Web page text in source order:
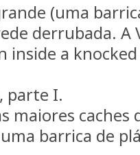
(uma
derrubada. A
inside a
parte I.
maiores caches
barrica de